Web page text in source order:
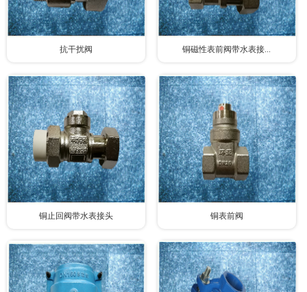
抗干扰阀 铜磁性表前阀带水表接...
铜止回阀带水表接头 铜表前阀